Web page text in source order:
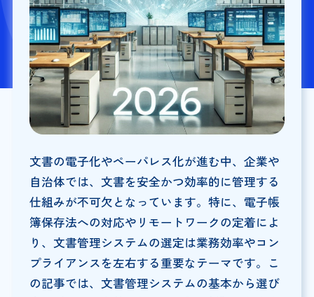
文書の電子化やペーパレス化が進む中、企業や
自治体では、文書を安全かつ効率的に管理する
仕組みが不可欠となっています。特に、電子帳
簿保存法への対応やリモートワークの定着によ
り、文書管理システムの選定は業務効率やコン
プライアンスを左右する重要なテーマです。こ
の記事では、文書管理システムの基本から選び